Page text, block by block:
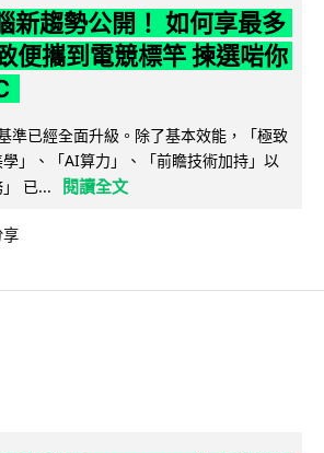
新趨勢公開！ 如何享最多
攜到電競標竿 揀選啱你
準已經全面升級。除了基本效能，「極致
」、「AI算力」、「前瞻技術加持」以
已...
閱讀全文